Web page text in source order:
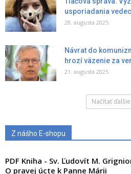
usporiadania
28. augusta 2025
Návrat do
hrozí väzenie za
21. augusta 2025
Načítať ďalšie
Z nášho E-shopu
PDF Kniha - Sv. Ľudovít M.
O pravej úcte k Panne Márii